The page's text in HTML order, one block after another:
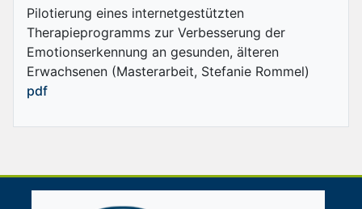
Pilotierung eines internetgestützten
Therapieprogramms zur Verbesserung der
Emotionserkennung an gesunden, älteren
Erwachsenen (Masterarbeit, Stefanie Rommel)
pdf